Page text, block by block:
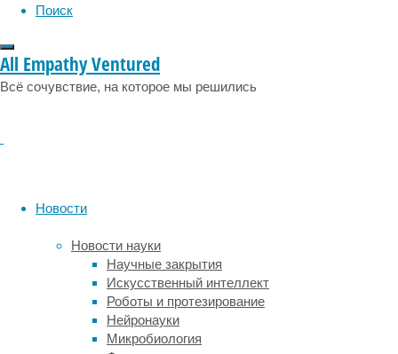
Поиск
All Empathy Ventured
Всё сочувствие, на которое мы решились
Новости
Новости науки
Научные закрытия
Искусственный интеллект
Роботы и протезирование
Нейронауки
Микробиология
не
выявило
никаких
системы,
зрительного
нерва
тромбоз,
женщину
направили